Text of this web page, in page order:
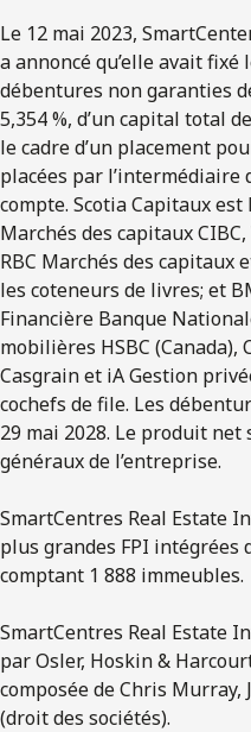
Le 12 mai 2023,
a annoncé qu’elle avait fixé
débentures non garanties
5,354 %, d’un capital total
le cadre d’un placement
placées par l’intermédiaire
compte. Scotia Capitaux
Marchés des capitaux
RBC Marchés des
les coteneurs de livres; et
Financière Banque
mobilières HSBC (Canada),
Casgrain et iA Gestion
cochefs de file. Les
29 mai 2028. Le produit net
généraux de l’entreprise.
SmartCentres Real Estate
plus grandes FPI intégrées
comptant 1 888 immeubles.
SmartCentres Real Estate
par Osler, Hoskin &
composée de Chris
(droit des sociétés).